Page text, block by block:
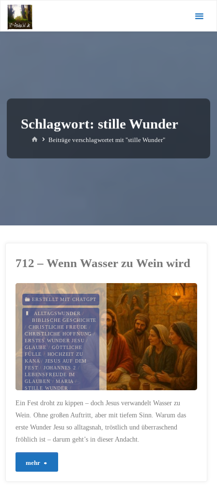
Zum
Inhalt
springen
Schlagwort: stille Wunder
StartBeiträge verschlagwortet mit "stille Wunder"
712 – Wenn Wasser zu Wein wird
ERSTELLT MIT CHATGPT
ALLTAGSWUNDER /
BIBLISCHE GESCHICHTE
/ CHRISTLICHE FREUDE /
CHRISTLICHE HOFFNUNG/
ERSTES WUNDER JESU /
GLAUBE /GÖTTLICHE
FÜLLE / HOCHZEIT ZU
KANA / JESUS AUF DEM
FEST / JOHANNES 2 /
LEBENSFREUDE IM
GLAUBEN /MARIA /
STILLE WUNDER /
WIRD ZU WEIN
25. AUGUST 2025
Ein Fest droht zu kippen – doch Jesus verwandelt Wasser zu
Wein. Ohne großen Auftritt, aber mit tiefem Sinn. Warum das
erste Wunder Jesu so alltagsnah, tröstlich und überraschend
fröhlich ist – darum geht’s in dieser Andacht.
mehr